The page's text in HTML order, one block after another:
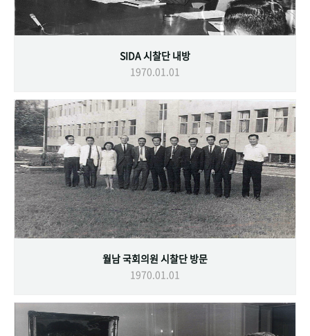
SIDA 시찰단 내방
1970.01.01
월남 국회의원 시찰단 방문
1970.01.01